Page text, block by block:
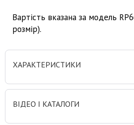
Вартість вказана за модель
розмір).
ХАРАКТЕРИСТИКИ
ВІДЕО І КАТАЛОГИ